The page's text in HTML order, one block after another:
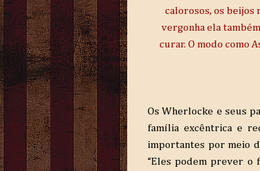
calorosos, os beijos
vergonha ela
curar. O modo como
Os Wherlocke e seus
família excêntrica e
importantes por meio
“Eles podem prever o